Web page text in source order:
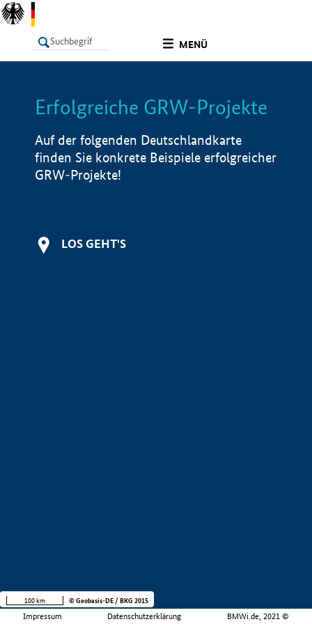
MENÜ
LISTE Info
Erfolgreiche GRW-Projekte
Auf der folgenden Deutschlandkarte
finden Sie konkrete Beispiele erfolgreicher
GRW-Projekte!
LOS GEHT'S
Impressum Datenschutzerklärung BMWi.de, 2021 ©
100 km © Geobasis-DE / BKG 2015